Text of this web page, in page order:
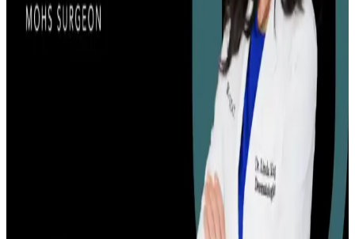
Akne, hormonal, genetik ve çevresel faktörlerin etkileşimiyle oluşan
karmaşık bir cilt sorunudur. Doğru bakım ve tıbbi destekle kontrol
Akne Tedavisinde 2.5 Ayda Kaydedilen İlerleme ve
Akne tedavisinde yaşam tarzı değişiklikleri, doğru ürün kullanımı ve
psikolojik yaklaşımla 2.5 ayda önemli ilerleme sağlandı. Beslenme,
stres yönetimi ve cilt bakımı birlikte ele alındı.
Niasinamidin Kistik Akneye Yol Açması ve Ciltteki
Farklı Tepkiler Üzerine İnceleme
Niasinamid cilt bakımında yaygın olsa da, bazı kişilerde kistik akne